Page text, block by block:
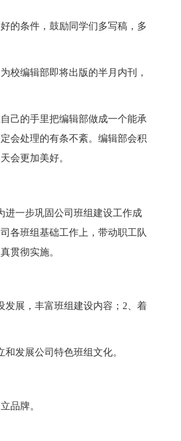
的条件，鼓励同学们多写稿，多
编辑部即将出版的半月内刊，
己的手里把编辑部做成一个能承
会处理的有条不紊。编辑部会积
会更加美好。
一步巩固公司班组建设工作成
各班组基础工作上，带动职工队
贯彻实施。
展，丰富班组建设内容；2、着
发展公司特色班组文化。
品牌。